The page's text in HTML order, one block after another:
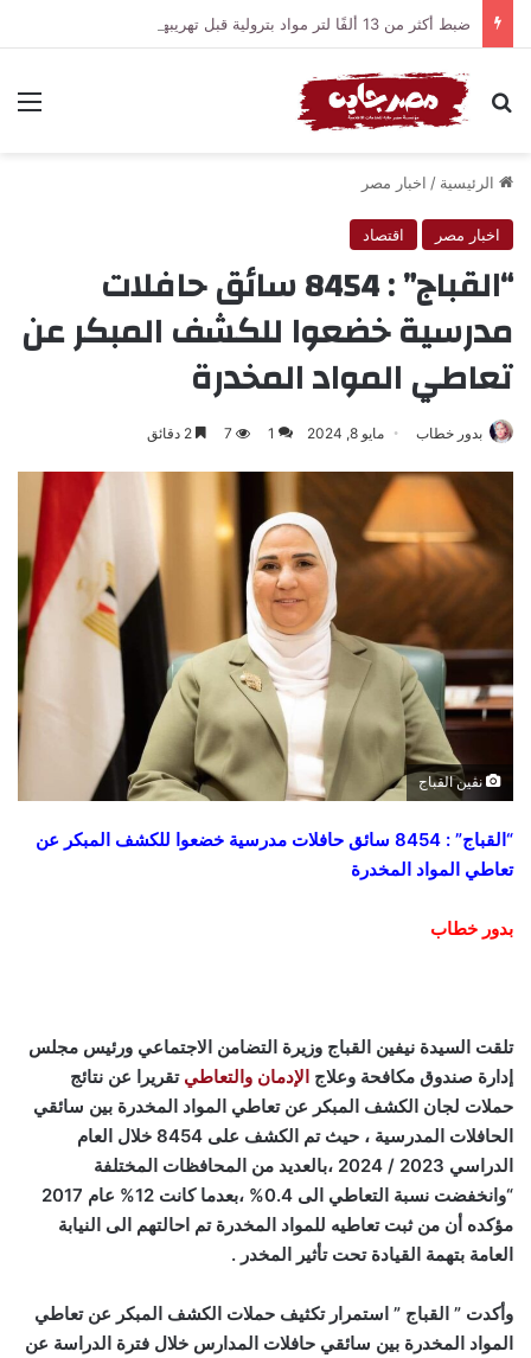
بحث عن
الرئيسية / اخبار مصر
اخبار مصر اقتصاد
“القباج” : 8454 سائق حافلات
مدرسية خضعوا للكشف المبكر عن
تعاطي المواد المخدرة
بدور خطاب مايو 8, 2024 1
7
نڤين القباج
“القباج” : 8454 سائق حافلات مدرسية خضعوا للكشف المبكر عن
تعاطي المواد المخدرة
بدور خطاب
تلقت السيدة نيفين القباج وزيرة التضامن الاجتماعي ورئيس مجلس
إدارة صندوق مكافحة وعلاج الإدمان والتعاطي تقريرا عن نتائج
حملات لجان الكشف المبكر عن تعاطي المواد المخدرة بين سائقي
الحافلات المدرسية ، حيث تم الكشف على 8454 خلال العام
الدراسي 2023 / 2024 ،بالعديد من المحافظات المختلفة
“وانخفضت نسبة التعاطي الى 0.4% ،بعدما كانت 12% عام 2017
مؤكده أن من ثبت تعاطيه للمواد المخدرة تم احالتهم الى النيابة
العامة بتهمة القيادة تحت تأثير المخدر .
وأكدت ” القباج ” استمرار تكثيف حملات الكشف المبكر عن تعاطي
المواد المخدرة بين سائقي حافلات المدارس خلال فترة الدراسة عن